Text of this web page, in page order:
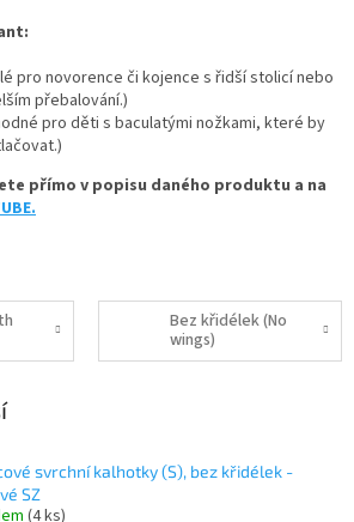
pro novorence či kojence s řidší stolicí nebo
přebalování.)
pro děti s baculatými nožkami, které by
přímo v popisu daného produktu a na
Bez křidélek (No
wings)
svrchní kalhotky (S), bez křidélek -
SZ
(4 ks)